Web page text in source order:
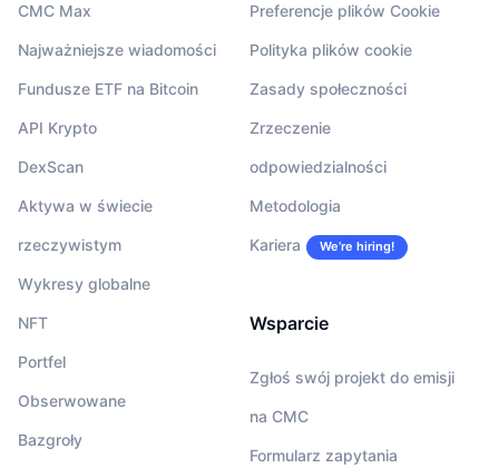
CMC Max
Najważniejsze wiadomości
Fundusze ETF na Bitcoin
API Krypto
DexScan
Aktywa w świecie
rzeczywistym
Wykresy globalne
NFT
Portfel
Obserwowane
Bazgroły
Preferencje plików Cookie
Polityka plików cookie
Zasady społeczności
Zrzeczenie
odpowiedzialności
Metodologia
Kariera We’re hiring!
Wsparcie
Zgłoś swój projekt do emisji
na CMC
Formularz zapytania